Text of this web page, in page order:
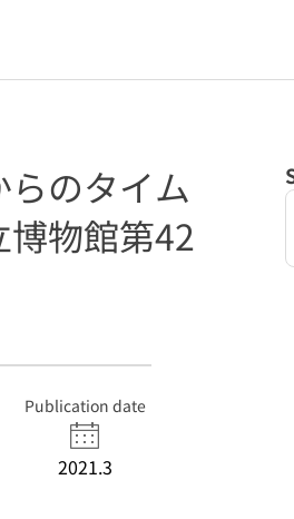
のタイム
博物館第42
Publication date
2021.3